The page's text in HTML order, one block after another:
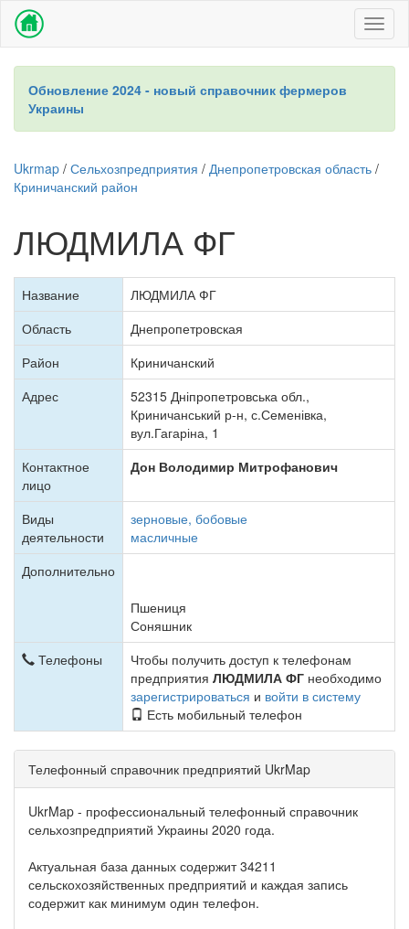
Обновление 2024 - новый справочник фермеров
Украины
Ukrmap / Сельхозпредприятия / Днепропетровская область /
Криничанский район
ЛЮДМИЛА ФГ
Название
ЛЮДМИЛА ФГ
Область
Днепропетровская
Район
Криничанский
Адрес
52315 Дніпропетровська обл.,
Криничанський р-н, с.Семенівка,
вул.Гагаріна, 1
Контактное
лицо
Дон Володимир Митрофанович
Виды
деятельности
зерновые, бобовые
масличные
Дополнительно
Пшениця
Соняшник
Телефоны
Чтобы получить доступ к телефонам
предприятия ЛЮДМИЛА ФГ необходимо
зарегистрироваться и войти в систему
Есть мобильный телефон
Телефонный справочник предприятий UkrMap
UkrMap - профессиональный телефонный справочник
сельхозпредприятий Украины 2020 года.
Актуальная база данных содержит 34211
сельскохозяйственных предприятий и каждая запись
содержит как минимум один телефон.